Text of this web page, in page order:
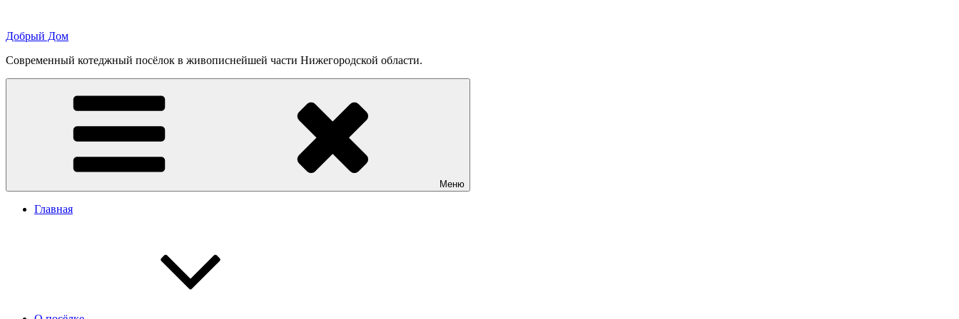
содержимому
Добрый Дом
Современный котеджный посёлок в живописнейшей части Нижегородской области.
Меню
Главная